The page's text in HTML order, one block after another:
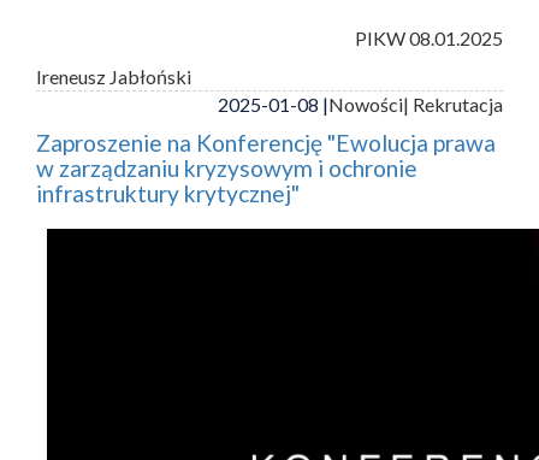
PIKW 08.01.2025
Ireneusz Jabłoński
2025-01-08 |Nowości| Rekrutacja
Zaproszenie na Konferencję "Ewolucja prawa
w zarządzaniu kryzysowym i ochronie
infrastruktury krytycznej"